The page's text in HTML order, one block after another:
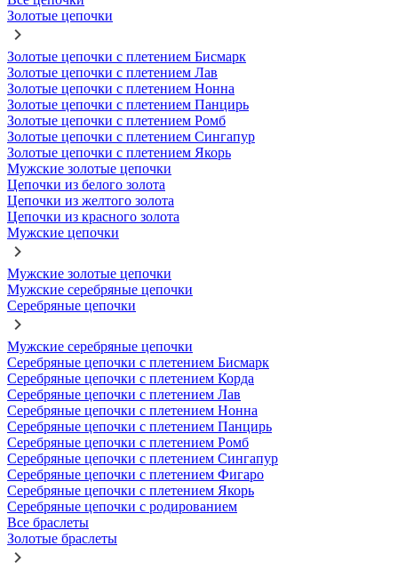
Золотые цепочки
Золотые цепочки с плетением Бисмарк
Золотые цепочки с плетением Лав
Золотые цепочки с плетением Нонна
Золотые цепочки с плетением Панцирь
Золотые цепочки с плетением Ромб
Золотые цепочки с плетением Сингапур
Золотые цепочки с плетением Якорь
Мужские золотые цепочки
Цепочки из белого золота
Цепочки из желтого золота
Цепочки из красного золота
Мужские цепочки
Мужские золотые цепочки
Мужские серебряные цепочки
Серебряные цепочки
Мужские серебряные цепочки
Серебряные цепочки с плетением Бисмарк
Серебряные цепочки с плетением Корда
Серебряные цепочки с плетением Лав
Серебряные цепочки с плетением Нонна
Серебряные цепочки с плетением Панцирь
Серебряные цепочки с плетением Ромб
Серебряные цепочки с плетением Сингапур
Серебряные цепочки с плетением Фигаро
Серебряные цепочки с плетением Якорь
Серебряные цепочки с родированием
Все браслеты
Золотые браслеты